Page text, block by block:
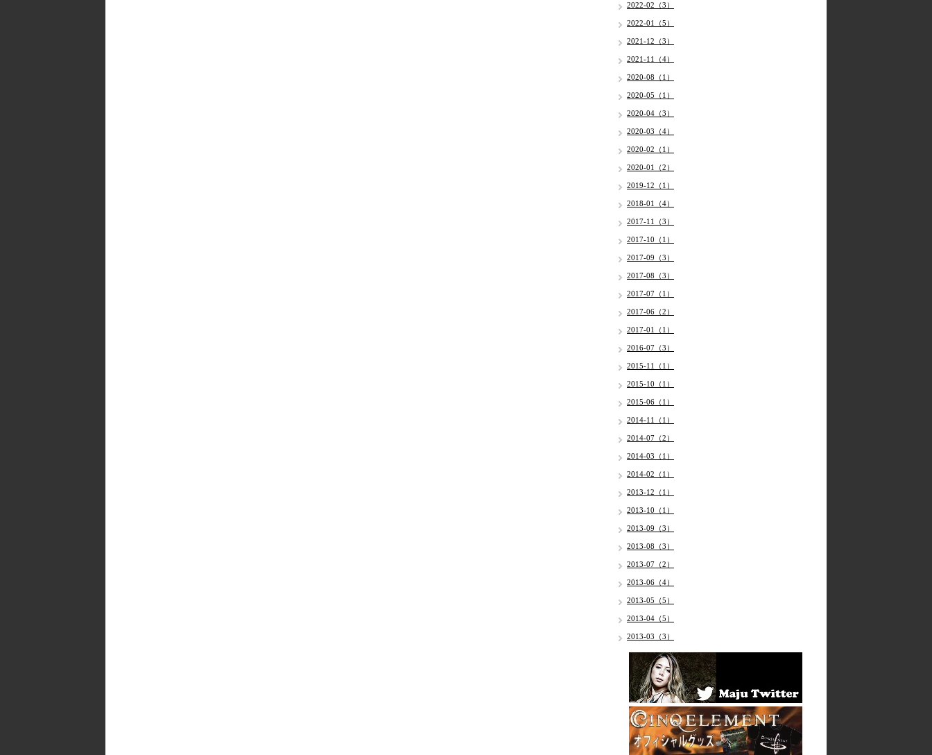
2022-02（3）
2022-01（5）
2021-12（3）
2021-11（4）
2020-08（1）
2020-05（1）
2020-04（3）
2020-03（4）
2020-02（1）
2020-01（2）
2019-12（1）
2018-01（4）
2017-11（3）
2017-10（1）
2017-09（3）
2017-08（3）
2017-07（1）
2017-06（2）
2017-01（1）
2016-07（3）
2015-11（1）
2015-10（1）
2015-06（1）
2014-11（1）
2014-07（2）
2014-03（1）
2014-02（1）
2013-12（1）
2013-10（1）
2013-09（3）
2013-08（3）
2013-07（2）
2013-06（4）
2013-05（5）
2013-04（5）
2013-03（3）